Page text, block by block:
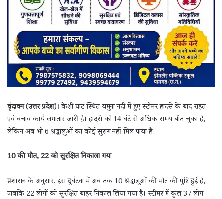
वृंदावन (उत्तर प्रदेश)।केशी घाट स्थित यमुना नदी में हुए स्टीमर हादसे के बाद राहत
एवं बचाव कार्य लगातार जारी है। हादसे को 14 घंटे से अधिक समय बीत चुका है,
लेकिन अब भी 6 श्रद्धालुओं का कोई सुराग नहीं मिल पाया है।
10 की मौत, 22 को सुरक्षित निकाला गया
प्रशासन के अनुसार, इस दुर्घटना में अब तक 10 श्रद्धालुओं की मौत की पुष्टि हुई है,
जबकि 22 लोगों को सुरक्षित बाहर निकाल लिया गया है। स्टीमर में कुल 37 लोग